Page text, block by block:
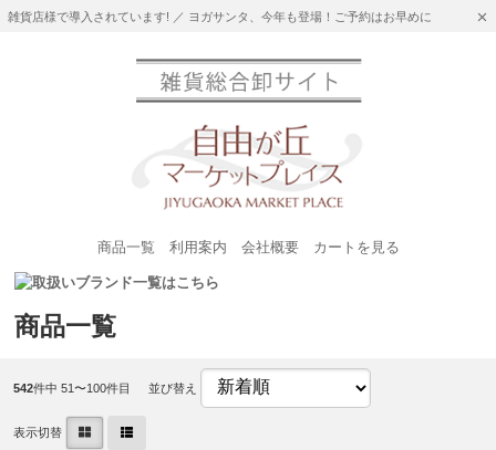
雑貨店様で導入されています! ／ ヨガサンタ、今年も登場！ご予約はお早めに
商品一覧 利用案内 会社概要 カートを見る
商品一覧
542件中 51〜100件目 並び替え
表示切替